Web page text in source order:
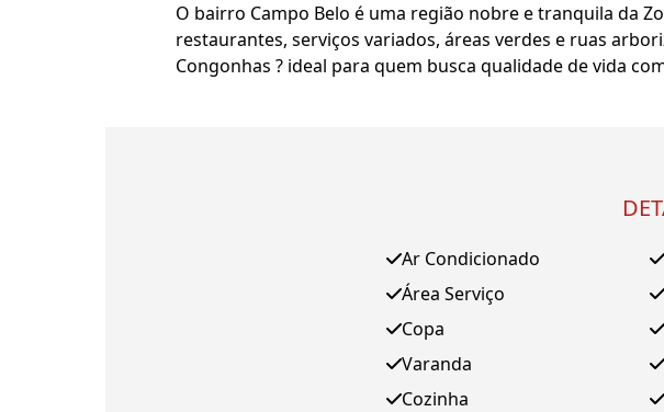
O bairro Campo Belo é uma região nobre e tranquila da
restaurantes, serviços variados, áreas verdes e ruas
Congonhas ? ideal para quem busca qualidade de vida
Ar Condicionado
Área Serviço
Copa
Varanda
Cozinha